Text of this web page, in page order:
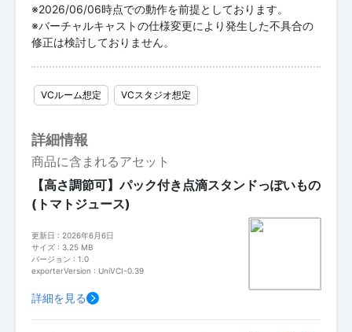
※2026/06/06時点での動作を前提としております。
※バーチャルキャストの仕様変更により発生した不具合の
修正は検討しておりません。
VCルーム想定 VCスタジオ想定
詳細情報
商品に含まれるアセット
【高さ調節可】パック付き点滴スタンドっぽいもの
(トマトジュース)
更新日 : 2026年6月6日
サイズ : 3.25 MB
バージョン : 1.0
exporterVersion : UniVCI-0.39
詳細を見る